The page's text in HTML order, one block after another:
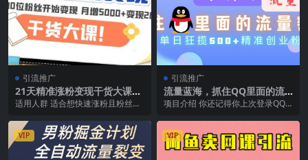
引流推广
21天精准涨粉变现干货大课：
从10位粉丝开始变现 月增500
适用人群 适合想快速涨粉且粉丝精
的个位数粉丝就能...
引流推广
流量蓝海，抓住QQ里面的流
量密码！高效策略，流量巨
业粉
项目介绍 你还记得你上次登录QQ
天，QQ的月活跃...
VIP VIP